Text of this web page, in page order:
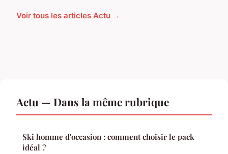
Voir tous les articles Actu →
Actu — Dans la même rubrique
Ski homme d'occasion : comment choisir le pack
idéal ?